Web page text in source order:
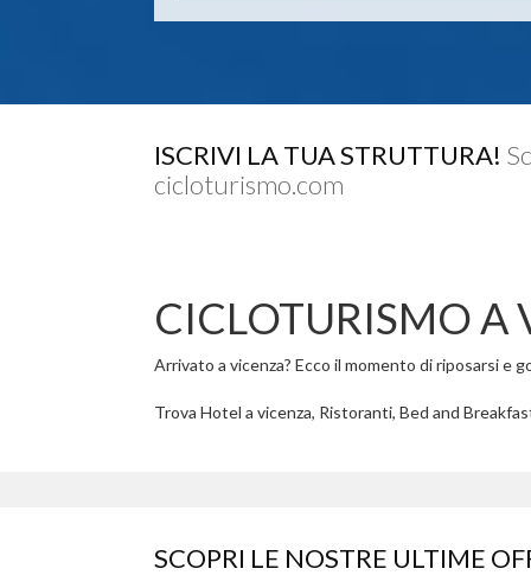
ISCRIVI LA TUA STRUTTURA!
cicloturismo.com
CICLOTURISMO A
Arrivato a vicenza? Ecco il momento di riposarsi e
Trova Hotel a vicenza, Ristoranti, Bed and
SCOPRI LE NOSTRE ULTIME